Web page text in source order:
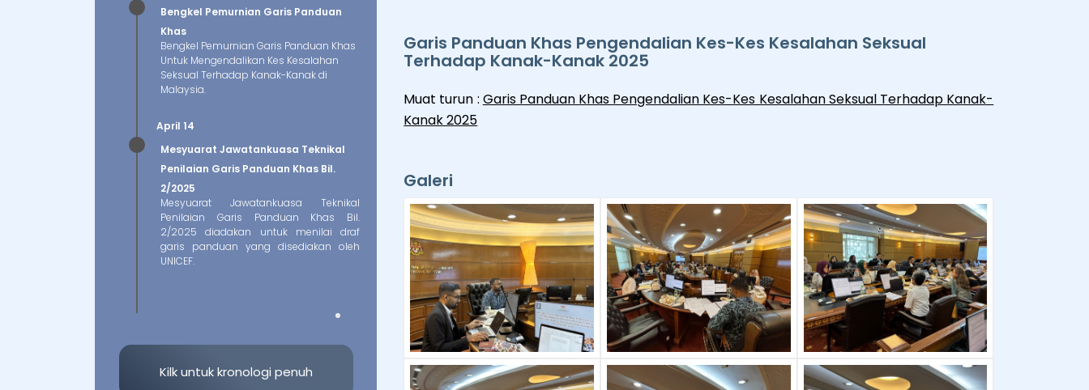
Bengkel Pemurnian Garis Panduan
Khas
Bengkel Pemurnian Garis Panduan Khas
Untuk Mengendalikan Kes Kesalahan
Seksual Terhadap Kanak-Kanak di
Malaysia.
April 14
Mesyuarat Jawatankuasa Teknikal
Penilaian Garis Panduan Khas Bil.
2/2025
Mesyuarat Jawatankuasa Teknikal
Penilaian Garis Panduan Khas Bil.
2/2025 diadakan untuk menilai draf
garis panduan yang disediakan oleh
UNICEF.
Kilk untuk kronologi penuh
Garis Panduan Khas Pengendalian Kes-Kes Kesalahan Seksual
Terhadap Kanak-Kanak 2025
Muat turun : Garis Panduan Khas Pengendalian Kes-Kes Kesalahan Seksual Terhadap Kanak-
Kanak 2025
Galeri